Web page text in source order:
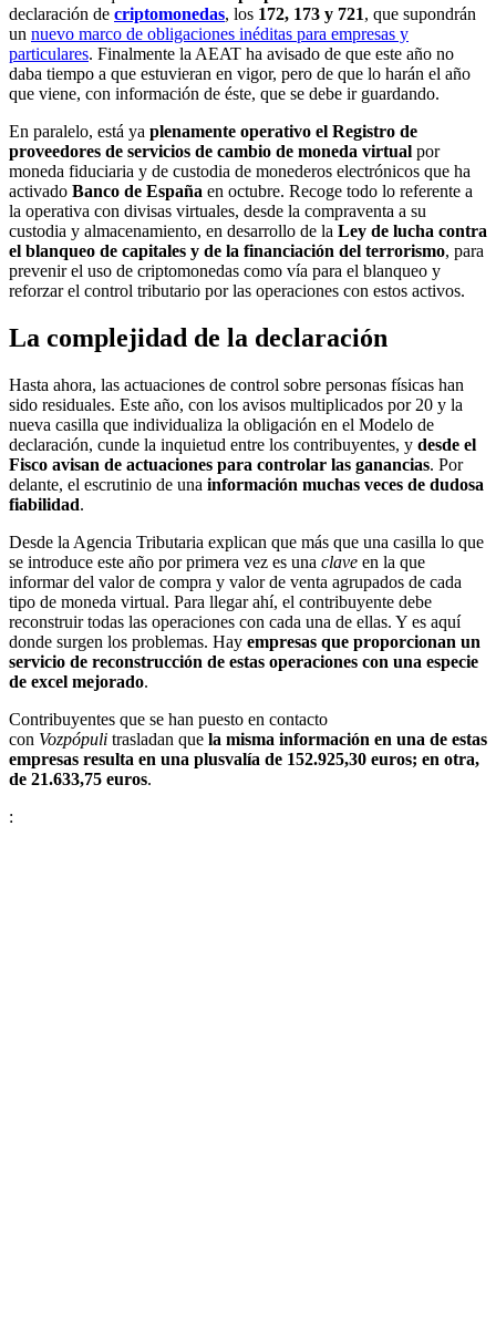
declaración de criptomonedas, los 172, 173 y 721, que supondrán
un nuevo marco de obligaciones inéditas para empresas y
particulares. Finalmente la AEAT ha avisado de que este año no
daba tiempo a que estuvieran en vigor, pero de que lo harán el año
que viene, con información de éste, que se debe ir guardando.
En paralelo, está ya plenamente operativo el Registro de
proveedores de servicios de cambio de moneda virtual por
moneda fiduciaria y de custodia de monederos electrónicos que ha
activado Banco de España en octubre. Recoge todo lo referente a
la operativa con divisas virtuales, desde la compraventa a su
custodia y almacenamiento, en desarrollo de la Ley de lucha contra
el blanqueo de capitales y de la financiación del terrorismo, para
prevenir el uso de criptomonedas como vía para el blanqueo y
reforzar el control tributario por las operaciones con estos activos.
La complejidad de la declaración
Hasta ahora, las actuaciones de control sobre personas físicas han
sido residuales. Este año, con los avisos multiplicados por 20 y la
nueva casilla que individualiza la obligación en el Modelo de
declaración, cunde la inquietud entre los contribuyentes, y desde el
Fisco avisan de actuaciones para controlar las ganancias. Por
delante, el escrutinio de una información muchas veces de dudosa
fiabilidad.
Desde la Agencia Tributaria explican que más que una casilla lo que
se introduce este año por primera vez es una clave en la que
informar del valor de compra y valor de venta agrupados de cada
tipo de moneda virtual. Para llegar ahí, el contribuyente debe
reconstruir todas las operaciones con cada una de ellas. Y es aquí
donde surgen los problemas. Hay empresas que proporcionan un
servicio de reconstrucción de estas operaciones con una especie
de excel mejorado.
Contribuyentes que se han puesto en contacto
con Vozpópuli trasladan que la misma información en una de estas
empresas resulta en una plusvalía de 152.925,30 euros; en otra,
de 21.633,75 euros.
: